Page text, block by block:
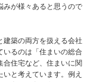
みが様々あると思うので
建築の両方を扱える会社
いるのは「住まいの総合
合住宅など、住まいに関
と考えています。例え